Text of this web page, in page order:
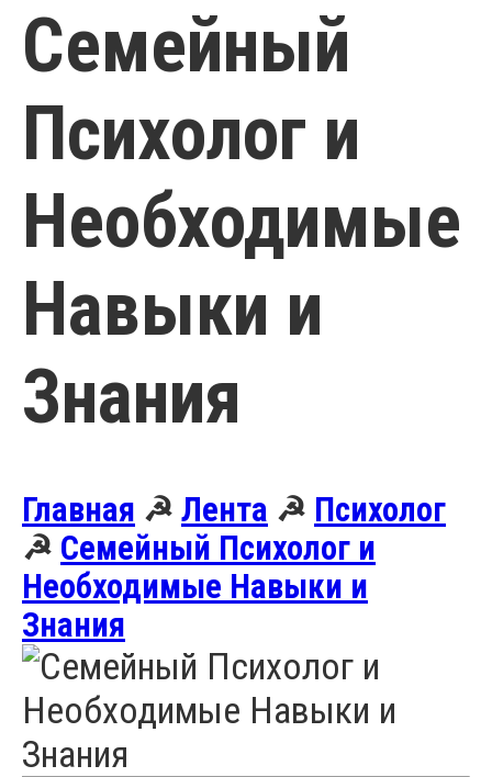
Семейный
Психолог и
Необходимые
Навыки и
Знания
Главная ☭ Лента ☭ Психолог
☭ Семейный Психолог и
Необходимые Навыки и
Знания